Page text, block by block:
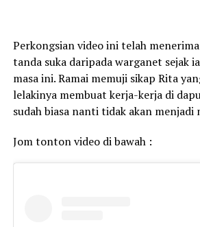
Perkongsian video ini telah
tanda suka daripada warganet sejak
masa ini. Ramai memuji sikap Rita
lelakinya membuat kerja-kerja di
sudah biasa nanti tidak akan menjadi
Jom tonton video di bawah :